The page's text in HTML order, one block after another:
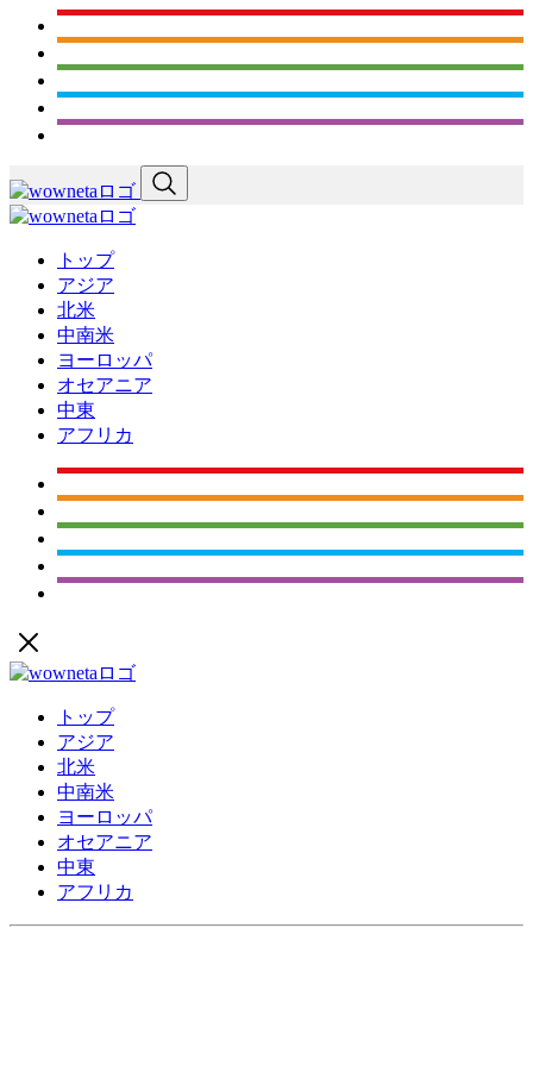
トップ
アジア
北米
中南米
ヨーロッパ
オセアニア
中東
アフリカ
トップ
アジア
北米
中南米
ヨーロッパ
オセアニア
中東
アフリカ